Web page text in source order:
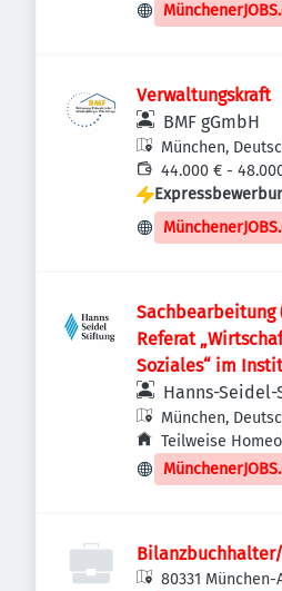
Verwaltungskraft
BMF gGmbH
München,
44.000 € -
Sachbearbeitung (m/
Referat
Soziales“ im
Bildung
Hanns-Seidel-
München,
Teilweise
80331